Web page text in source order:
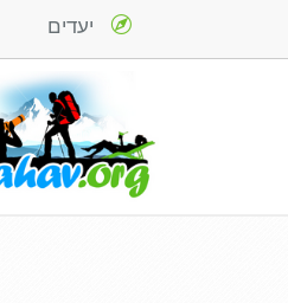
יעדים